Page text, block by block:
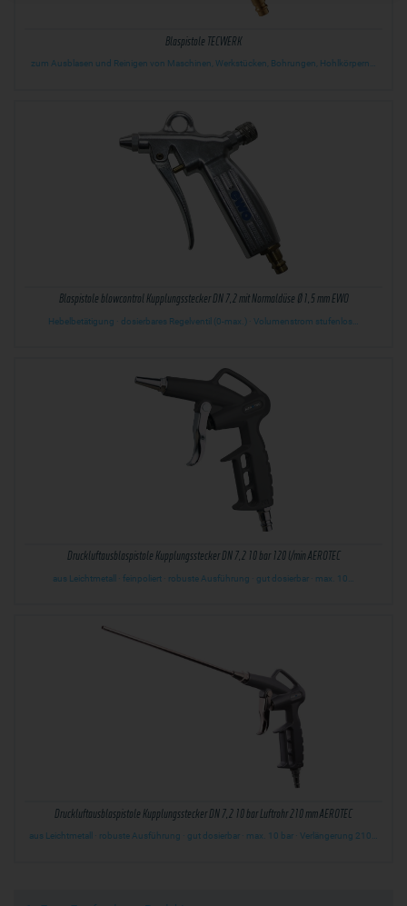
Blaspistole TECWERK
zum Ausblasen und Reinigen von Maschinen, Werkstücken, Bohrungen, Hohlkörpern…
Blaspistole blowcontrol Kupplungsstecker DN 7,2 mit Normaldüse Ø 1,5 mm EWO
Hebelbetätigung · dosierbares Regelventil (0-max.) · Volumenstrom stufenlos…
Druckluftausblaspistole Kupplungsstecker DN 7,2 10 bar 120 l/min AEROTEC
aus Leichtmetall · feinpoliert · robuste Ausführung · gut dosierbar · max. 10…
Druckluftausblaspistole Kupplungsstecker DN 7,2 10 bar Luftrohr 210 mm AEROTEC
aus Leichtmetall · robuste Ausführung · gut dosierbar · max. 10 bar · Verlängerung 210…